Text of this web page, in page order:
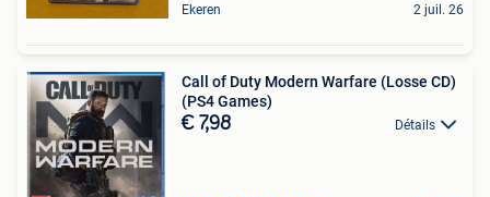
Ekeren 2 juil. 26
Call of Duty Modern Warfare (Losse CD)
(PS4 Games)
€ 7,98 Détails